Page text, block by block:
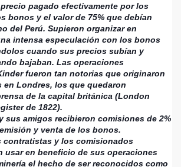
pagado efectivamente por los
bonos y el valor de 75% que debían
del Perú. Supieron organizar en
intensa especulación con los bonos
cuando sus precios subían y
bajaban. Las operaciones
fueron tan notorias que originaron
en Londres, los que quedaron
de la capital británica (London
de 1822).
sus amigos recibieron comisiones de 2%
y venta de los bonos.
contratistas y los comisionados
usar en beneficio de sus operaciones
el hecho de ser reconocidos como